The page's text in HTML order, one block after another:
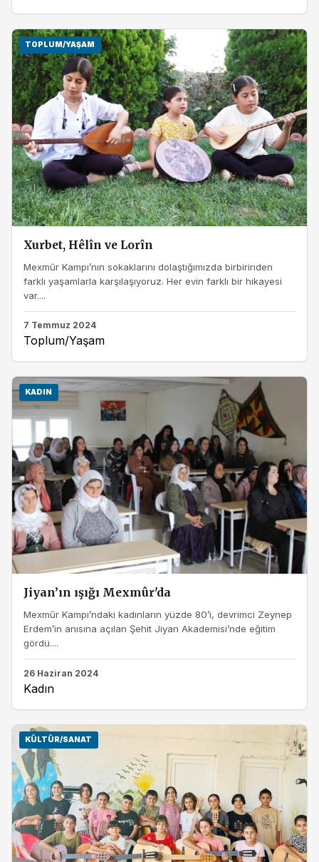
TOPLUM/YAŞAM
Xurbet, Hêlîn ve Lorîn
Mexmûr Kampı’nın sokaklarını dolaştığımızda birbirinden
farklı yaşamlarla karşılaşıyoruz. Her evin farklı bir hikayesi
var....
7 Temmuz 2024
Toplum/Yaşam
KADIN
Jiyan’ın ışığı Mexmûr'da
Mexmûr Kampı’ndaki kadınların yüzde 80’i, devrimci Zeynep
Erdem’in anısına açılan Şehit Jiyan Akademisi’nde eğitim
gördü....
26 Haziran 2024
Kadın
KÜLTÜR/SANAT